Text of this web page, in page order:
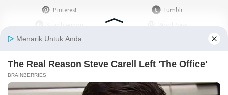
Pinterest
Tumblr
Instagram
Picassa
Flickr